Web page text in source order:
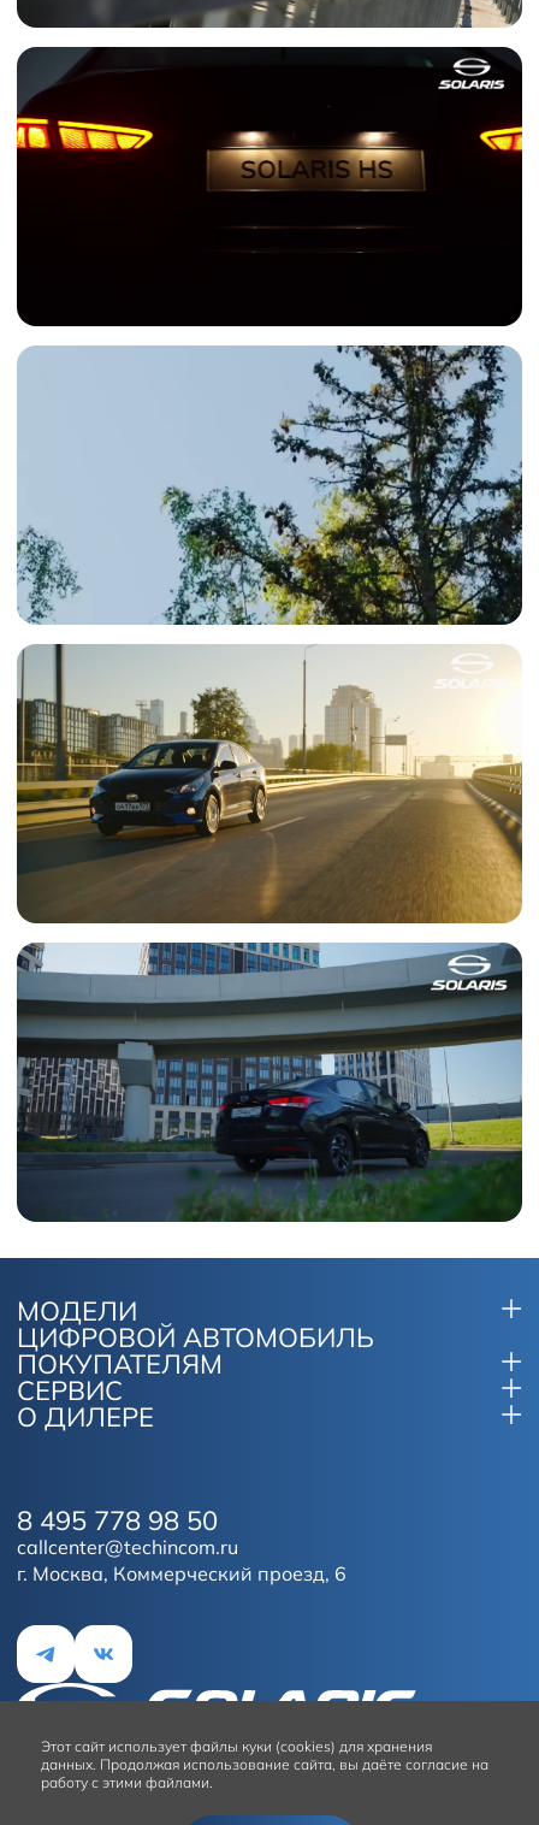
МОДЕЛИ
ЦИФРОВОЙ АВТОМОБИЛЬ
ПОКУПАТЕЛЯМ
СЕРВИС
О ДИЛЕРЕ
г. Москва, Коммерческий проезд, 6
8 495 778 98 50
callcenter@techincom.ru
Этот сайт использует файлы куки (cookies) для хранения
данных. Продолжая использование сайта, вы даёте согласие на
работу с этими файлами.